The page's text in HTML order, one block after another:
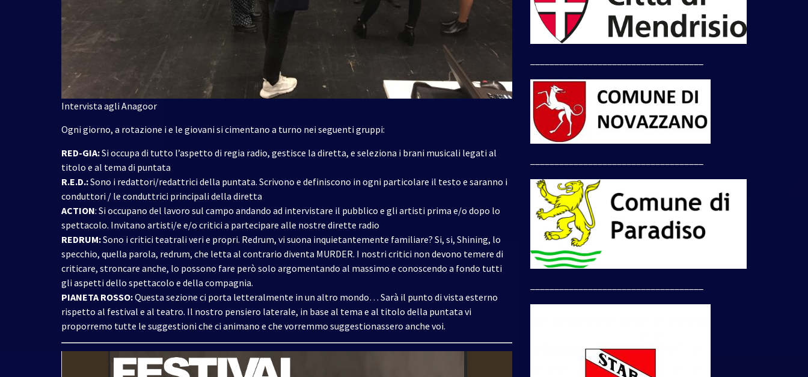
Intervista agli Anagoor
Ogni giorno, a rotazione i e le giovani si cimentano a turno nei seguenti gruppi:
RED-GIA:Si occupa di tutto l’aspetto di regia radio, gestisce la diretta, e seleziona i brani musicali legati al
titolo e al tema di puntata
R.E.D.:Sono i redattori/redattrici della puntata. Scrivono e definiscono in ogni particolare il testo e saranno i
conduttori / le conduttrici principali della diretta
ACTION: Si occupano del lavoro sul campo andando ad intervistare il pubblico e gli artisti prima e/o dopo lo
spettacolo. Invitano artisti/e e/o critici a partecipare alle nostre dirette radio
REDRUM:Sono i critici teatrali veri e propri. Redrum, vi suona inquietantemente familiare? Si, si, Shining, lo
specchio, quella parola, redrum, che letta al contrario diventa MURDER. I nostri critici non devono temere di
criticare, stroncare anche, lo possono fare però solo argomentando al massimo e conoscendo a fondo tutti
gli aspetti dello spettacolo e della compagnia.
PIANETA ROSSO:Questa sezione ci porta letteralmente in un altro mondo… Sarà il punto di vista esterno
rispetto al festival e al teatro. Il nostro pensiero laterale, in base al tema e al titolo della puntata vi
proporremo tutte le suggestioni che ci animano e che vorremmo suggestionassero anche voi.